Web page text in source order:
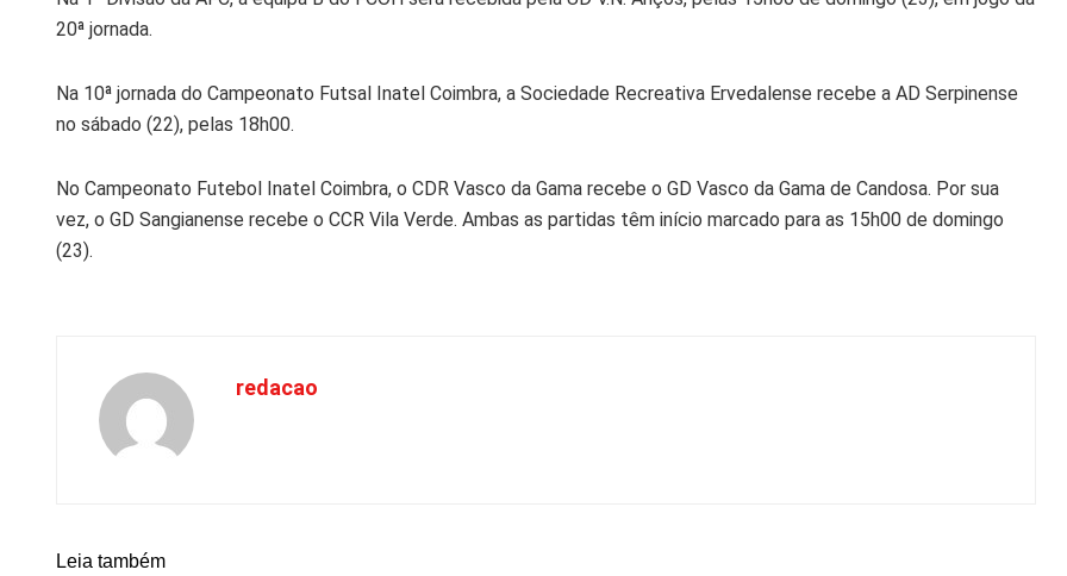
20ª jornada.
Na 10ª jornada do Campeonato Futsal Inatel Coimbra, a Sociedade Recreativa Ervedalense recebe a AD Serpinense
no sábado (22), pelas 18h00.
No Campeonato Futebol Inatel Coimbra, o CDR Vasco da Gama recebe o GD Vasco da Gama de Candosa. Por sua
vez, o GD Sangianense recebe o CCR Vila Verde. Ambas as partidas têm início marcado para as 15h00 de domingo
(23).
redacao
Leia também